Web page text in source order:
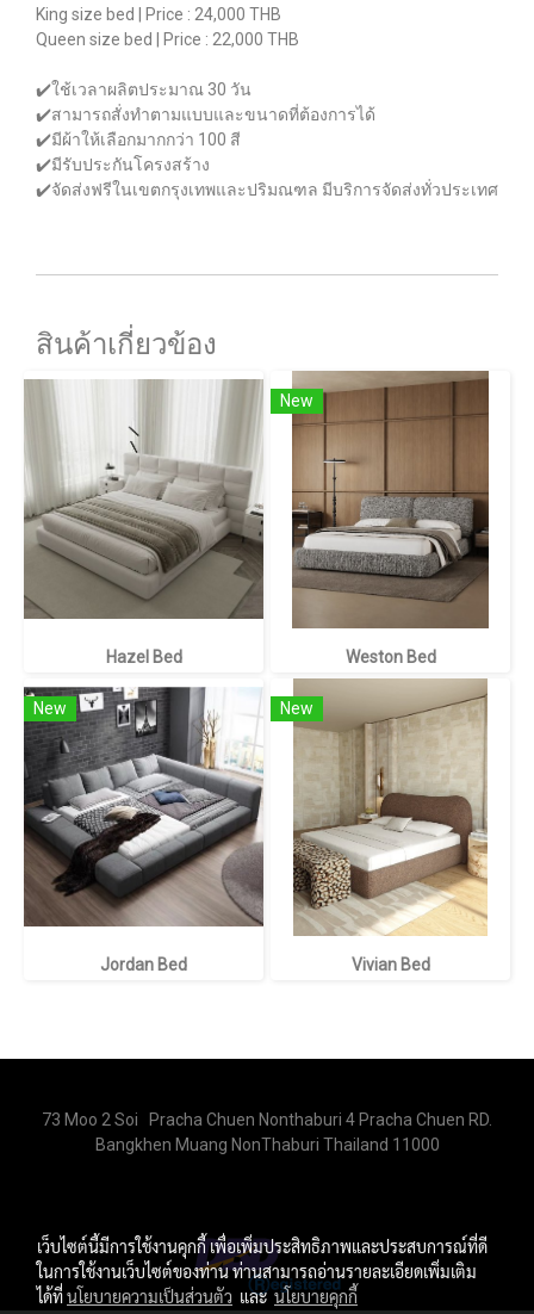
King size bed | Price : 24,000 THB
Queen size bed | Price : 22,000 THB
✔️ใช้เวลาผลิตประมาณ 30 วัน
✔️สามารถสั่งทำตามแบบและขนาดที่ต้องการได้
✔️มีผ้าให้เลือกมากกว่า 100 สี
✔️มีรับประกันโครงสร้าง
✔️จัดส่งฟรีในเขตกรุงเทพและปริมณฑล มีบริการจัดส่งทั่วประเทศ
สินค้าเกี่ยวข้อง
Hazel Bed
New
Weston Bed
New
Jordan Bed
New
Vivian Bed
73 Moo 2 Soi Pracha Chuen Nonthaburi 4 Pracha Chuen RD.
Bangkhen Muang NonThaburi Thailand 11000
เว็บไซต์นี้มีการใช้งานคุกกี้ เพื่อเพิ่มประสิทธิภาพและประสบการณ์ที่ดี
ในการใช้งานเว็บไซต์ของท่าน ท่านสามารถอ่านรายละเอียดเพิ่มเติม
ได้ที่นโยบายความเป็นส่วนตัว และนโยบายคุกกี้